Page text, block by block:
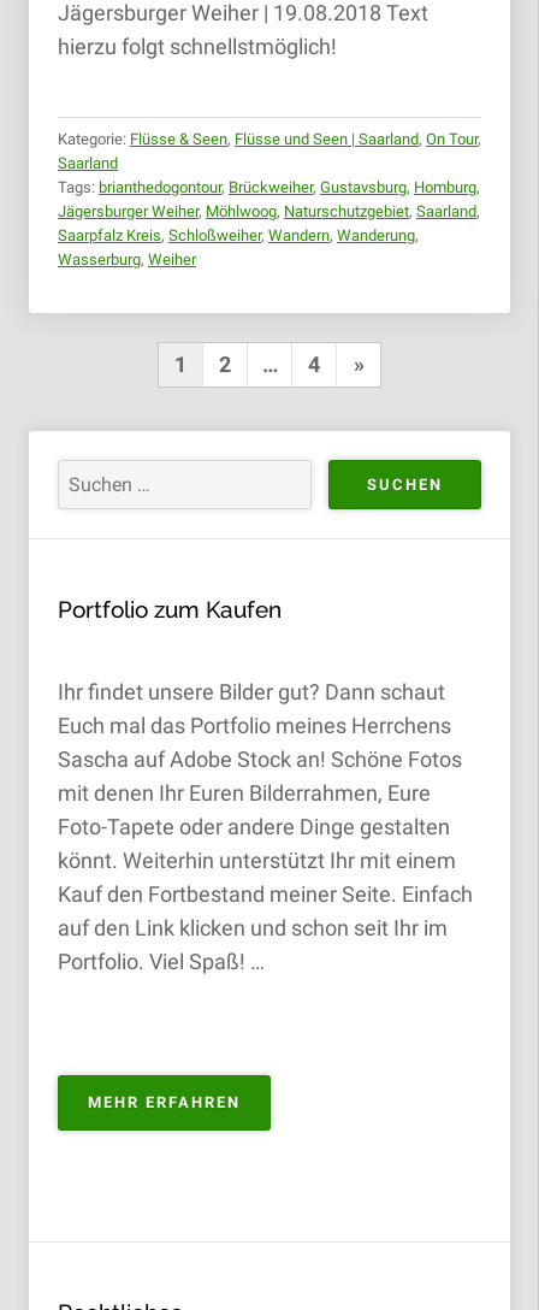
Jägersburger Weiher | 19.08.2018 Text
hierzu folgt schnellstmöglich!
Kategorie: Flüsse & Seen, Flüsse und Seen | Saarland, On Tour,
Saarland
Tags: brianthedogontour, Brückweiher, Gustavsburg, Homburg,
Jägersburger Weiher, Möhlwoog, Naturschutzgebiet, Saarland,
Saarpfalz Kreis, Schloßweiher, Wandern, Wanderung,
Wasserburg, Weiher
Seitennummerierung
der
Beiträge
1 2 … 4
Nächste
»
Portfolio zum Kaufen
Ihr findet unsere Bilder gut? Dann schaut
Euch mal das Portfolio meines Herrchens
Sascha auf Adobe Stock an! Schöne Fotos
mit denen Ihr Euren Bilderrahmen, Eure
Foto-Tapete oder andere Dinge gestalten
könnt. Weiterhin unterstützt Ihr mit einem
Kauf den Fortbestand meiner Seite. Einfach
auf den Link klicken und schon seit Ihr im
Portfolio. Viel Spaß! …
MEHR ERFAHREN
ZUM